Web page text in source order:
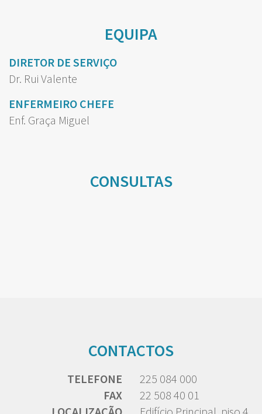
EQUIPA
DIRETOR DE SERVIÇO
Dr. Rui Valente
ENFERMEIRO CHEFE
Enf. Graça Miguel
CONSULTAS
CONTACTOS
TELEFONE
225 084 000
FAX
22 508 40 01